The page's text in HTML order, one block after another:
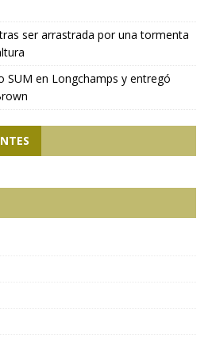
ser arrastrada por una tormenta
SUM en Longchamps y entregó